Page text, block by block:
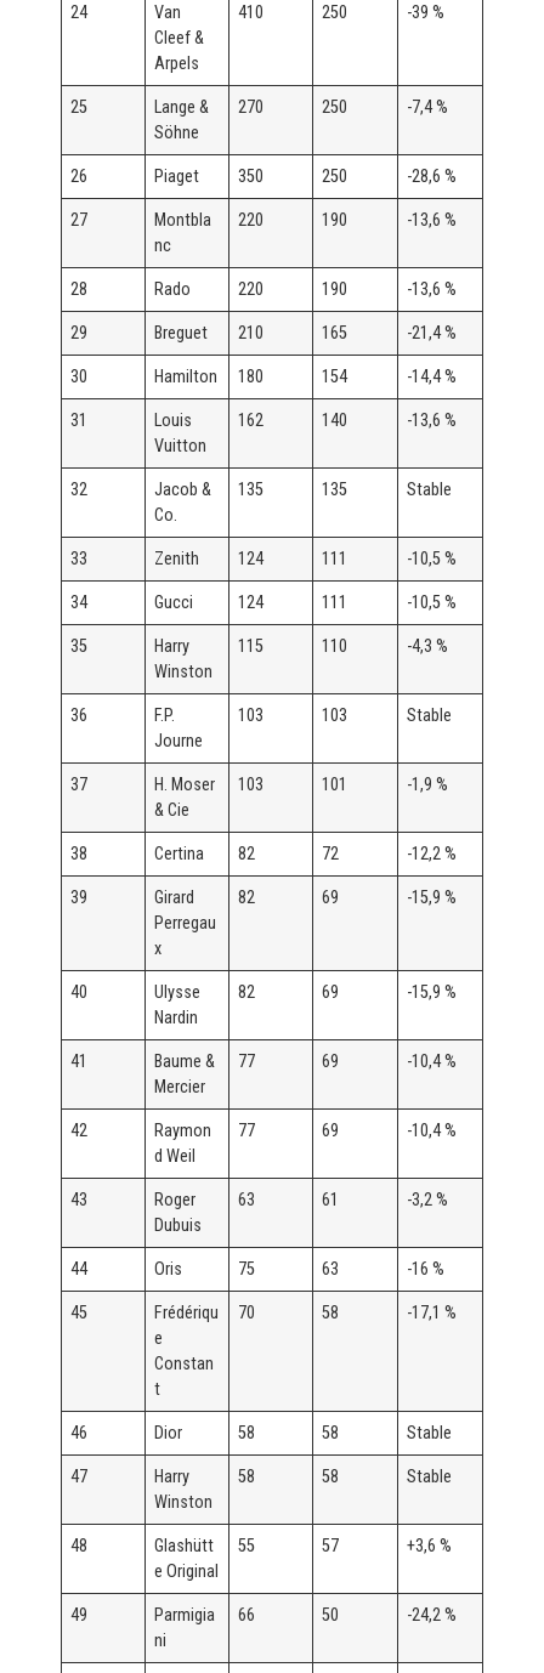
24
Van
Cleef &
Arpels
410 250 -39 %
25
Lange &
Söhne
270 250 -7,4 %
26 Piaget 350 250 -28,6 %
27
Montbla
nc
220 190 -13,6 %
28 Rado 220 190 -13,6 %
29 Breguet 210 165 -21,4 %
30 Hamilton 180 154 -14,4 %
31
Louis
Vuitton
162 140 -13,6 %
32
Jacob &
Co.
135 135 Stable
33 Zenith 124 111 -10,5 %
34 Gucci 124 111 -10,5 %
35
Harry
Winston
115 110 -4,3 %
36
F.P.
Journe
103 103 Stable
37
H. Moser
& Cie
103 101 -1,9 %
38 Certina 82 72 -12,2 %
39
Girard
Perregau
x
82 69 -15,9 %
40
Ulysse
Nardin
82 69 -15,9 %
41
Baume &
Mercier
77 69 -10,4 %
42
Raymon
d Weil
77 69 -10,4 %
43
Roger
Dubuis
63 61 -3,2 %
44 Oris 75 63 -16 %
45
Frédériqu
e
Constan
t
70 58 -17,1 %
46 Dior 58 58 Stable
47
Harry
Winston
58 58 Stable
48
Glashütt
e Original
55 57 +3,6 %
49
Parmigia
ni
66 50 -24,2 %